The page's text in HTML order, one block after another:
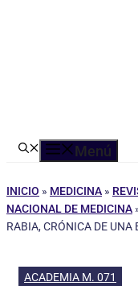
Menú
INICIO » MEDICINA »
NACIONAL DE MEDICINA
RABIA, CRÓNICA DE UNA
ACADEMIA M. 071